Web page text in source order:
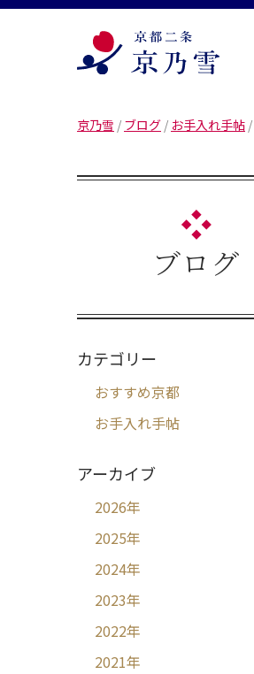
京乃雪 / ブログ / お手入れ手帖 /
ブログ
カテゴリー
おすすめ京都
お手入れ手帖
アーカイブ
2026年
2025年
2024年
2023年
2022年
2021年